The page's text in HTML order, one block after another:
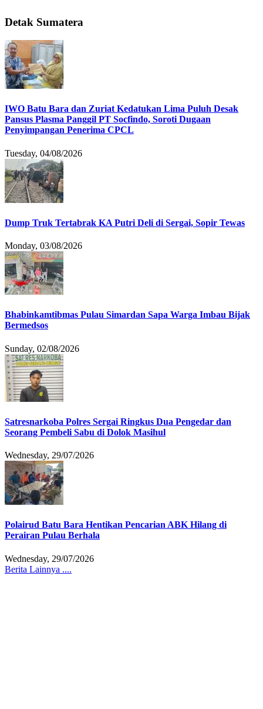
Detak Sumatera
IWO Batu Bara dan Zuriat Kedatukan Lima Puluh Desak
Pansus Plasma Panggil PT Socfindo, Soroti Dugaan
Penyimpangan Penerima CPCL
Tuesday, 04/08/2026
Dump Truk Tertabrak KA Putri Deli di Sergai, Sopir Tewas
Monday, 03/08/2026
Bhabinkamtibmas Pulau Simardan Sapa Warga Imbau Bijak
Bermedsos
Sunday, 02/08/2026
Satresnarkoba Polres Sergai Ringkus Dua Pengedar dan
Seorang Pembeli Sabu di Dolok Masihul
Wednesday, 29/07/2026
Polairud Batu Bara Hentikan Pencarian ABK Hilang di
Perairan Pulau Berhala
Wednesday, 29/07/2026
Berita Lainnya ....